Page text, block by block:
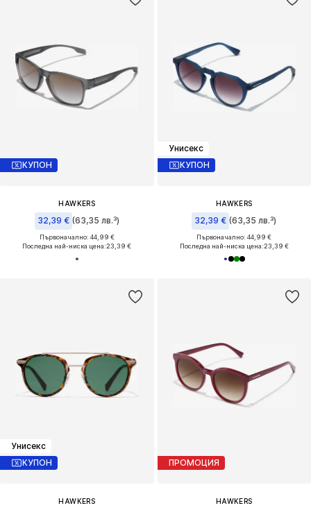
КУПОН
HAWKERS
32,39 € (63,35 лв.³)
Първоначално: 44,99 €
Последна най-ниска цена:23,39 €
Унисекс
КУПОН
HAWKERS
32,39 € (63,35 лв.³)
Първоначално: 44,99 €
Последна най-ниска цена:23,39 €
Унисекс
КУПОН
HAWKERS
ПРОМОЦИЯ
HAWKERS